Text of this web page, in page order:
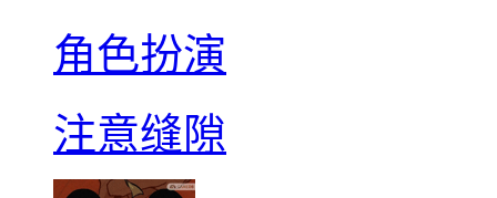
角色扮演
注意缝隙